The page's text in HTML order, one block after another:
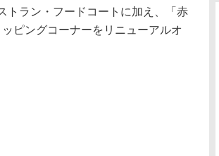
ラン・フードコートに加え、「赤
ピングコーナーをリニューアルオ